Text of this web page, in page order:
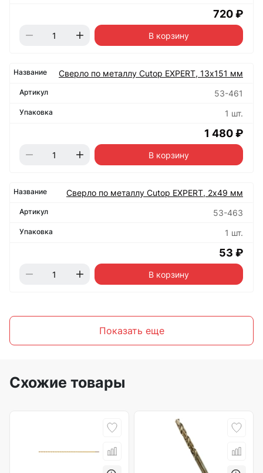
720 ₽
В корзину
Сверло по металлу Cutop EXPERT, 13х151 мм
53-461
1 шт.
1 480 ₽
В корзину
Сверло по металлу Cutop EXPERT, 2х49 мм
53-463
1 шт.
53 ₽
В корзину
Показать еще
Схожие товары